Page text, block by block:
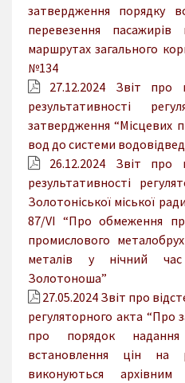
затвердження порядку
перевезення
маршрутах загального
№134
27.12.2024 Звіт про
результативності
затвердження “Місцевих
вод до системи
26.12.2024 Звіт про
результативності
Золотоніської міської
87/VI “Про обмеження
промислового
металів у нічний
Золотоноша”
27.05.2024 Звіт про
регуляторного акта “Про
про порядок
встановлення цін на
виконуються архівним